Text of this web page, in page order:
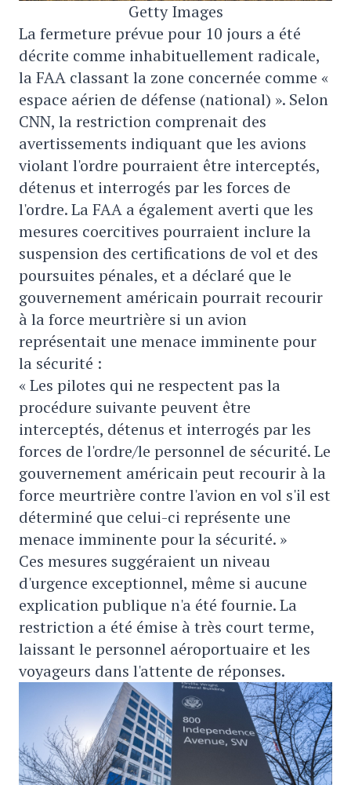
Getty Images
La fermeture prévue pour 10 jours a été
décrite comme inhabituellement radicale,
la FAA classant la zone concernée comme «
espace aérien de défense (national) ». Selon
CNN, la restriction comprenait des
avertissements indiquant que les avions
violant l'ordre pourraient être interceptés,
détenus et interrogés par les forces de
l'ordre. La FAA a également averti que les
mesures coercitives pourraient inclure la
suspension des certifications de vol et des
poursuites pénales, et a déclaré que le
gouvernement américain pourrait recourir
à la force meurtrière si un avion
représentait une menace imminente pour
la sécurité :
« Les pilotes qui ne respectent pas la
procédure suivante peuvent être
interceptés, détenus et interrogés par les
forces de l'ordre/le personnel de sécurité. Le
gouvernement américain peut recourir à la
force meurtrière contre l'avion en vol s'il est
déterminé que celui-ci représente une
menace imminente pour la sécurité. »
Ces mesures suggéraient un niveau
d'urgence exceptionnel, même si aucune
explication publique n'a été fournie. La
restriction a été émise à très court terme,
laissant le personnel aéroportuaire et les
voyageurs dans l'attente de réponses.